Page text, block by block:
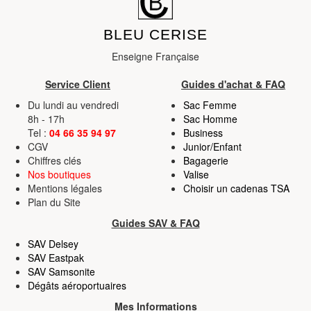
BLEU CERISE
Enseigne Française
Service Client
Guides d'achat & FAQ
Du lundi au vendredi
8h - 17h
Tel : 04 66 35 94 97
CGV
Chiffres clés
Nos boutiques
Mentions légales
Plan du Site
Sac Femme
Sac Homme
Business
Junior/Enfant
Bagagerie
Valise
Choisir un cadenas TSA
Guides SAV & FAQ
SAV Delsey
SAV Eastpak
SAV Samsonite
Dégâts aéroportuaires
Mes Informations